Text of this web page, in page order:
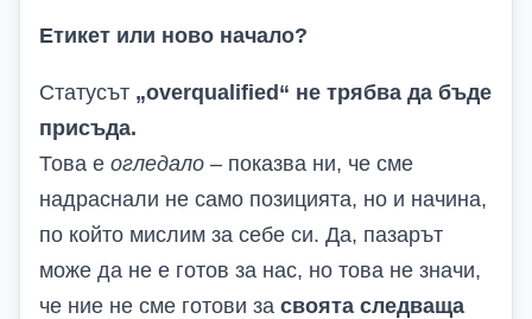
Етикет или ново начало?
Статусът „overqualified“ не трябва да бъде
присъда.
Това е огледало – показва ни, че сме
надраснали не само позицията, но и начина,
по който мислим за себе си. Да, пазарът
може да не е готов за нас, но това не значи,
че ние не сме готови за своята следваща